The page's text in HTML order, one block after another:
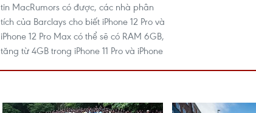
tin MacRumors có được, các nhà phân
tích của Barclays cho biết iPhone 12 Pro và
iPhone 12 Pro Max có thể sẽ có RAM 6GB,
tăng từ 4GB trong iPhone 11 Pro và iPhone